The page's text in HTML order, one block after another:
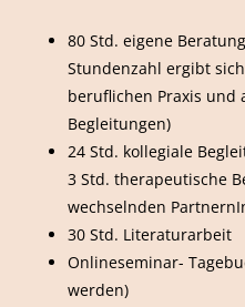
80 Std. eigene
Stundenzahl ergibt
beruflichen Praxis und
Begleitungen)
24 Std. kollegiale
3 Std. therapeutische
wechselnden
30 Std. Literaturarbeit
Onlineseminar-
werden)